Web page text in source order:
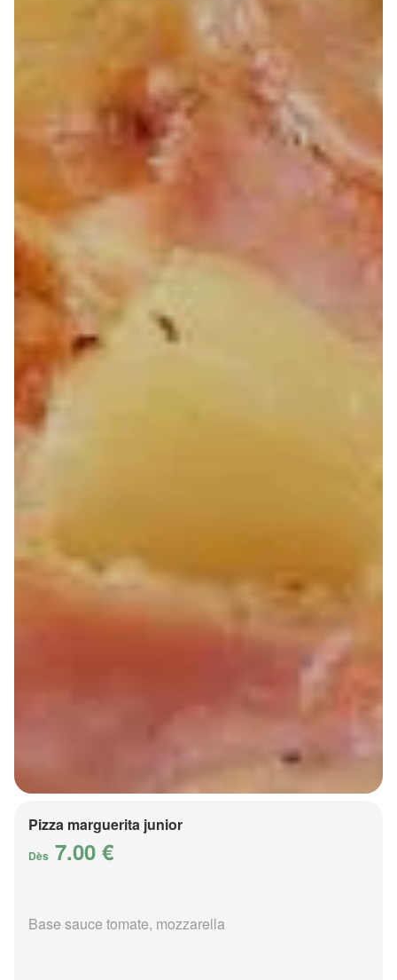
Pizza marguerita junior
Dès 7.00 €
Base sauce tomate, mozzarella